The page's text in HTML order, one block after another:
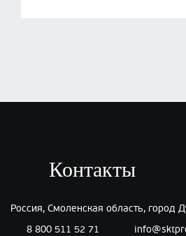
Контакты
Россия, Смоленская область, город
8 800 511 52 71